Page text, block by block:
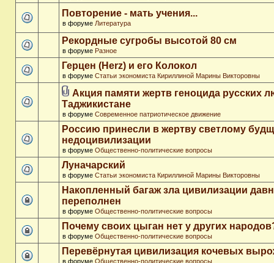
Повторение - мать учения...
в форуме Литература
Рекордные сугробы высотой 80 см
в форуме Разное
Герцен (Herz) и его Колокол
в форуме Статьи экономиста Кириллиной Марины Викторовны
Акция памяти жертв геноцида русских
Таджикистане
в форуме Современное патриотическое движение
Россию принесли в жертву светлому
недоцивилизации
в форуме Общественно-политические вопросы
Луначарский
в форуме Статьи экономиста Кириллиной Марины Викторовны
Накопленный багаж зла цивилизации
переполнен
в форуме Общественно-политические вопросы
Почему своих цыган нет у других
в форуме Общественно-политические вопросы
Перевёрнутая цивилизация кочевых
в форуме Общественно-политические вопросы